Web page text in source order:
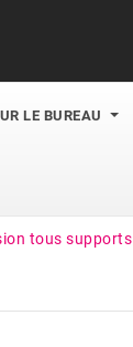
LE BUREAU
tous supports